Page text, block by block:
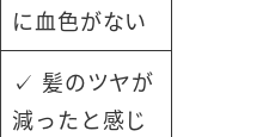
に血色がない
✓ 髪のツヤが
減ったと感じ